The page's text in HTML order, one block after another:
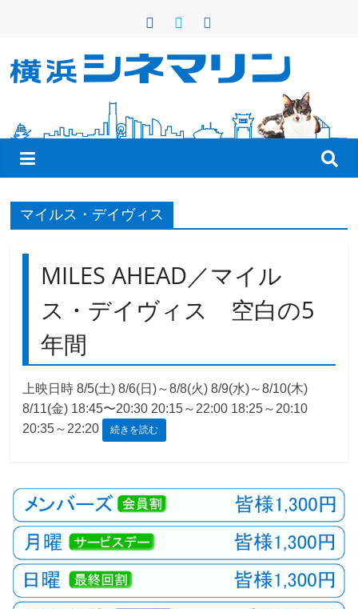
ン
横
浜
シ
ネ
マ
リ
ン
観
た
は
の
で
マイルス・デイヴィス
MILES AHEAD／マイル
ス・デイヴィス 空白の5
年間
上映日時 8/5(土) 8/6(日)～8/8(火) 8/9(水)～8/10(木)
8/11(金) 18:45〜20:30 20:15～22:00 18:25～20:10
20:35～22:20
続きを読む